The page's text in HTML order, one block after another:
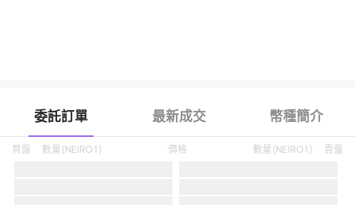
委託訂單 最新成交 幣種簡介
買盤 數量(NEIRO1) 價格 賣盤
數量(NEIRO1)